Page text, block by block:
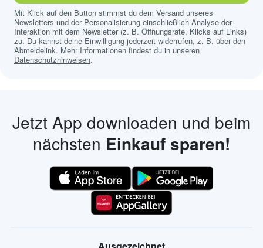
Mit Klick auf den Button stimmst du dem Versand unseres
Newsletters und der Personalisierung einschließlich Analyse der
Interaktion mit dem Newsletter (z. B. Öffnungsrate, Klicks auf Links)
zu. Du kannst deine Einwilligung jederzeit widerrufen, z. B. über den
Abmeldelink. Mehr Informationen findest du in unseren
Datenschutzhinweisen.
Jetzt App downloaden und beim
nächsten Einkauf sparen!